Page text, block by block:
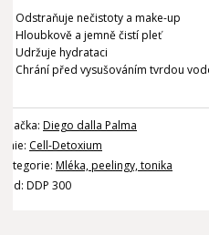
Odstraňuje nečistoty a make-up
Hloubkově a jemně čistí pleť
Udržuje hydrataci
Chrání před vysušováním tvrdou
Značka: Diego dalla Palma
Linie: Cell-Detoxium
Kategorie: Mléka, peelingy, tonika
Kód: DDP 300